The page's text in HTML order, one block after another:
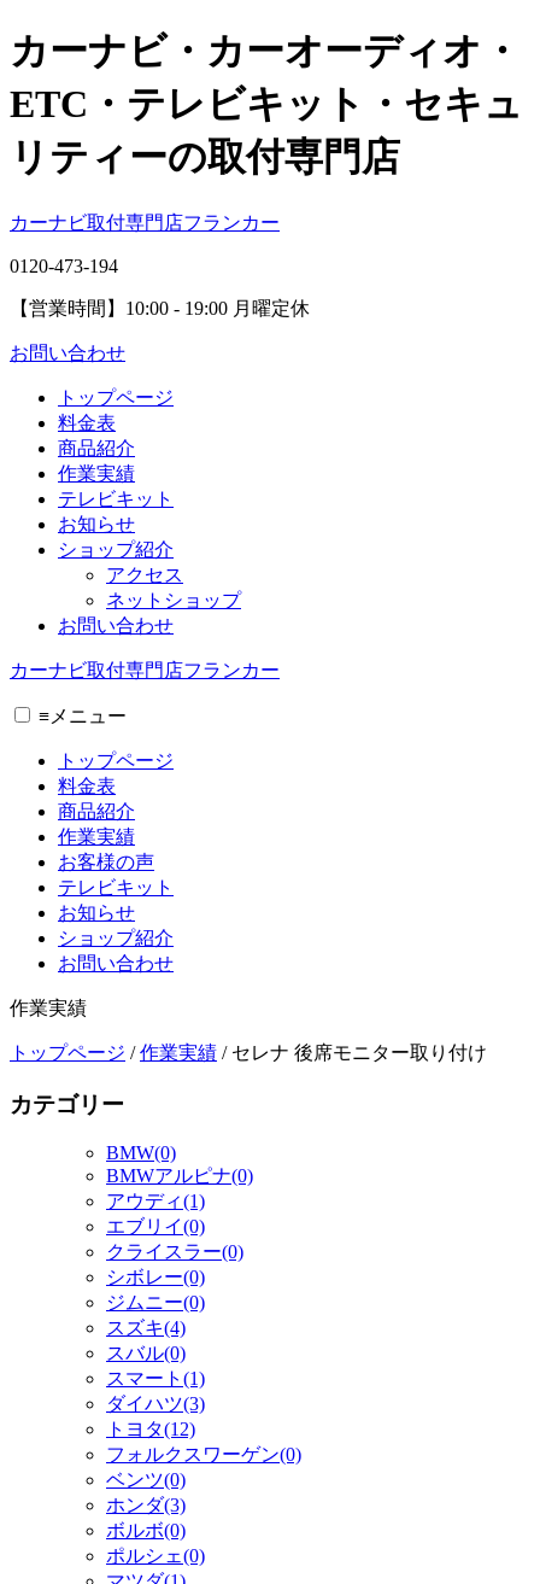
カーナビ・カーオーディオ・
ETC・テレビキット・セキュ
リティーの取付専門店
カーナビ取付専⾨店フランカー
0120-473-194
【営業時間】 10:00 - 19:00 月曜定休
お問い合わせ
トップページ
料金表
商品紹介
作業実績
テレビキット
お知らせ
ショップ紹介
アクセス
ネットショップ
お問い合わせ
カーナビ取付専⾨店フランカー
≡ メニュー
トップページ
料金表
商品紹介
作業実績
お客様の声
テレビキット
お知らせ
ショップ紹介
お問い合わせ
作業実績
トップページ /作業実績 / セレナ 後席モニター取り付け
カテゴリー
BMW(0)
BMWアルピナ(0)
アウディ(1)
エブリイ(0)
クライスラー(0)
シボレー(0)
ジムニー(0)
スズキ(4)
スバル(0)
スマート(1)
ダイハツ(3)
トヨタ(12)
フォルクスワーゲン(0)
ベンツ(0)
ホンダ(3)
ボルボ(0)
ポルシェ(0)